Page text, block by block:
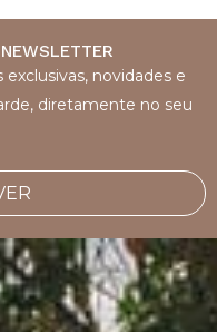
novidades e
diretamente no seu